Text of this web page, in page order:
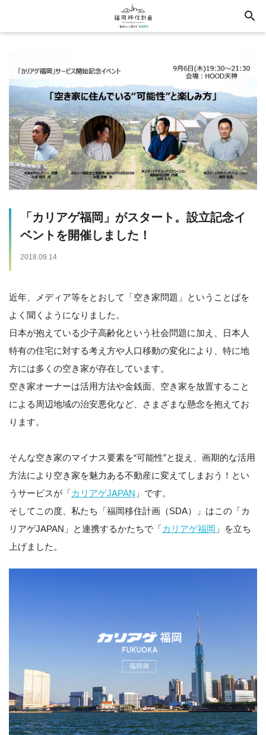
search
「カリアゲ福岡」がスタート。設立記念イ
ベントを開催しました！
2018.09.14
近年、メディア等をとおして「空き家問題」ということばを
よく聞くようになりました。
日本が抱えている少子高齢化という社会問題に加え、日本人
特有の住宅に対する考え方や人口移動の変化により、特に地
方には多くの空き家が存在しています。
空き家オーナーは活用方法や金銭面、空き家を放置すること
による周辺地域の治安悪化など、さまざまな懸念を抱えてお
ります。
そんな空き家のマイナス要素を“可能性”と捉え、画期的な活用
方法により空き家を魅力ある不動産に変えてしまおう！とい
うサービスが「カリアゲJAPAN 」です。
そしてこの度、私たち「福岡移住計画（SDA）」はこの「カ
リアゲJAPAN」と連携するかたちで「カリアゲ福岡 」を立ち
上げました。